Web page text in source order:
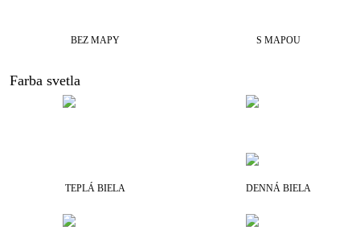
BEZ MAPY S MAPOU
Farba svetla
TEPLÁ BIELA DENNÁ BIELA